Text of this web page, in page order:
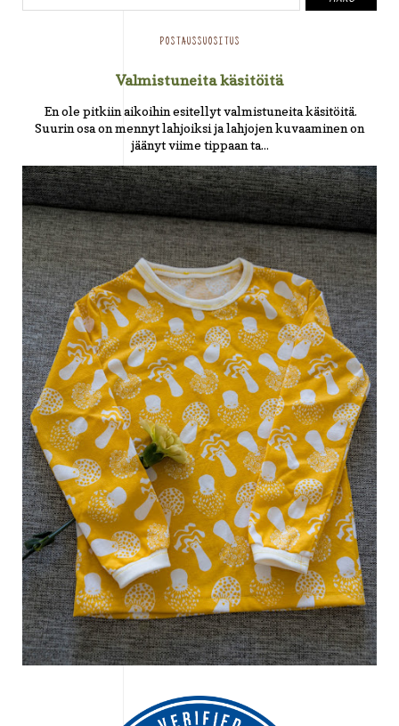
POSTAUSSUOSITUS
Valmistuneita käsitöitä
En ole pitkiin aikoihin esitellyt valmistuneita käsitöitä.
Suurin osa on mennyt lahjoiksi ja lahjojen kuvaaminen on
jäänyt viime tippaan ta...